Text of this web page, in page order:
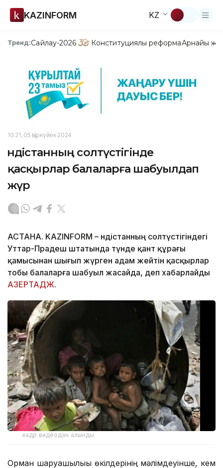
KAZINFORM KZ
Тренд:Сайлау-2026 Конституциялық реформаАрнайы
10:21, 05 Қыркүйек 2024
Үндістанның солтүстігінде
қасқырлар балаларға шабуылдап
жүр
АСТАНА. KAZINFORM – Үндістанның солтүстігіндегі
Уттар-Прадеш штатында түнде қант құрағы
қамысынан шығып жүрген адам жейтін қасқырлар
тобы балаларға шабуыл жасайда, деп хабарлайды
АЗЕРТАДЖ.
кадр видеодан алынды
Орман шаруашылығы өкілдерінің мәлімдеуінше, кем